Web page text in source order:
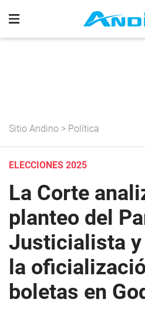
Sitio Andino > Política
ELECCIONES 2025
La Corte
planteo del
Justicialista y
la
boletas en